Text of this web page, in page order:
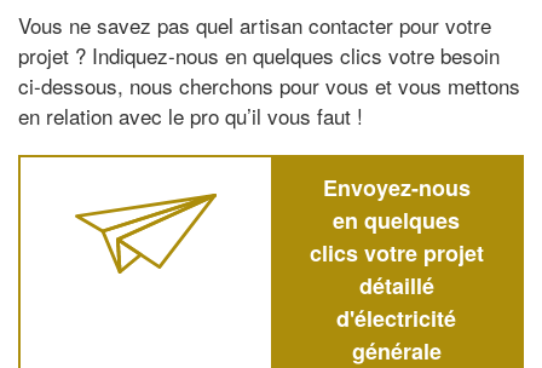
Vous ne savez pas quel artisan contacter pour votre
projet ? Indiquez-nous en quelques clics votre besoin
ci-dessous, nous cherchons pour vous et vous mettons
en relation avec le pro qu’il vous faut !
Envoyez-nous
en quelques
clics votre projet
détaillé
d'électricité
générale